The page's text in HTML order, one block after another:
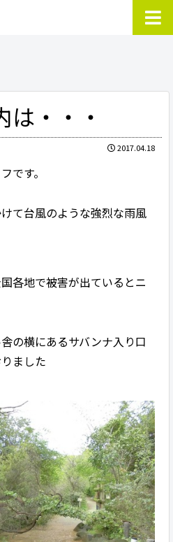
・・・
2017.04.18
です。
て台風のような強烈な雨風
各地で被害が出ているとニ
の横にあるサバンナ入り口
ました